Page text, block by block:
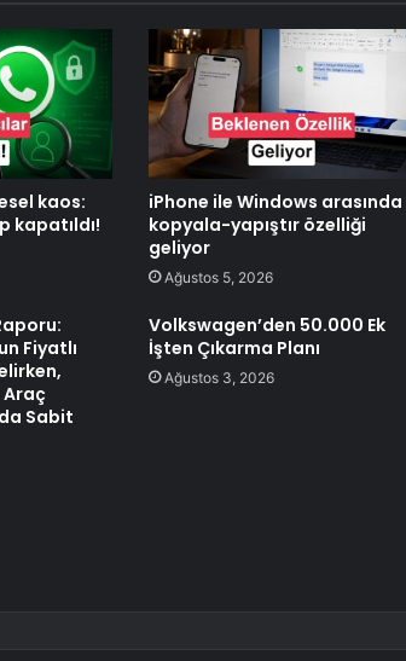
kaos:
kapatıldı!
iPhone ile Windows arasında
kopyala-yapıştır özelliği
geliyor
Ağustos 5, 2026
Fiyatlı
Sabit
Volkswagen’den 50.000 Ek
İşten Çıkarma Planı
Ağustos 3, 2026